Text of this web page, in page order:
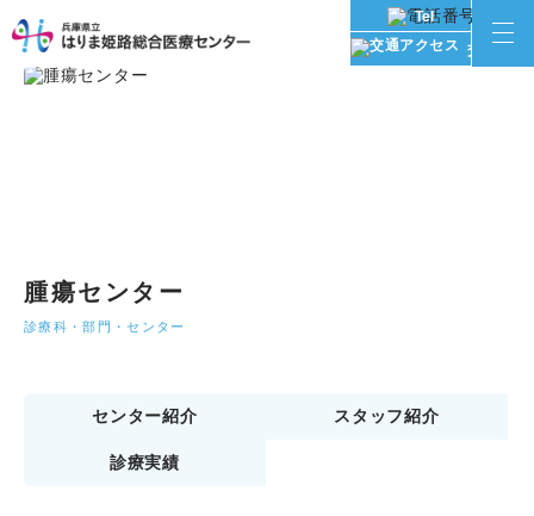
交通アク
Tel
腫瘍センター
診療科・部門・センター
センター紹介 スタッフ紹介
診療実績